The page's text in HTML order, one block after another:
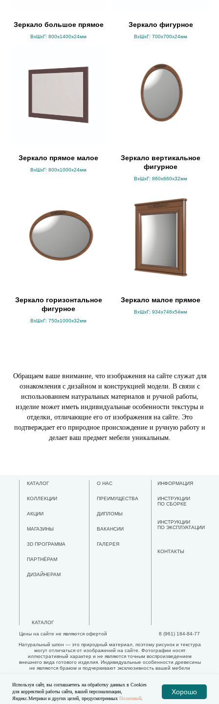
Используя сайт, вы соглашаетесь на обработку данных в Cookies
для корректной работы сайта, вашей персонализации,
Яндекс.Метрики и других целей, предусмотренных Политикой
Хорошо
Зеркало большое прямое
ВхШхГ: 800х1400х24мм
Зеркало фигурное
ВхШхГ: 700х700х24мм
Зеркало прямое малое
ВхШхГ: 800х1000х24мм
Зеркало вертикальное
фигурное
ВхШхГ: 860х660х32мм
Зеркало горизонтальное
фигурное
ВхШхГ: 750х1000х32мм
Зеркало малое прямое
ВхШхГ: 934х746х54мм
Обращаем ваше внимание, что изображения на сайте служат для
ознакомления с дизайном и конструкцией модели. В связи с
использованием натуральных материалов и ручной работы,
изделие может иметь индивидуальные особенности текстуры и
отделки, отличающие его от изображения на сайте. Это
подтверждает его природное происхождение и ручную работу и
делает ваш предмет мебели уникальным.
КАТАЛОГ
Цены на сайте не являются офертой 8 (961) 184-84-77
КАТАЛОГ
КОЛЛЕКЦИИ
АКЦИИ
МАГАЗИНЫ
3D ПРОГРАММА
ПАРТНЁРАМ
ДИЗАЙНЕРАМ
ПРЕИМУЩЕСТВА
ДИПЛОМЫ
ВАКАНСИИ
ГАЛЕРЕЯ
ИНФОРМАЦИЯ
КОНТАКТЫ
ИНСТРУКЦИИ
ПО ЭКСПЛУАТАЦИИ
ИНСТРУКЦИИ
ПО СБОРКЕ
О НАС
Натуральный шпон — это природный материал, поэтому рисунок и текстура
могут отличаться от изображений на сайте. Фотографии носят
иллюстративный характер и не являются точным воспроизведением
внешнего вида готового изделия. Индивидуальные особенности древесины
не являются браком и подчеркивают эксклюзивность вашей мебели